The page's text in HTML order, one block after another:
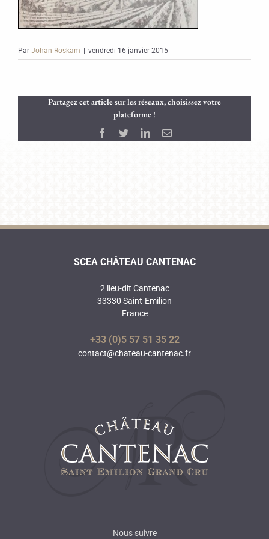
Par Johan Roskam vendredi 16 janvier 2015
Partagez cet article sur les réseaux, choisissez votre
plateforme !
Facebook
TwitterLinkedInEmail
SCEA CHÂTEAU CANTENAC
2 lieu-dit Cantenac
33330 Saint-Emilion
France
+33 (0)5 57 51 35 22
contact@chateau-cantenac.fr
Nous suivre